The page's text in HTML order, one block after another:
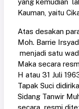
yang kemudian
Kauman, yaitu
Atas desakan
Moh. Barrie
menjadi satu
Maka secara
H atau 31 Juli
Tapak Suci
Sidang Tanwir